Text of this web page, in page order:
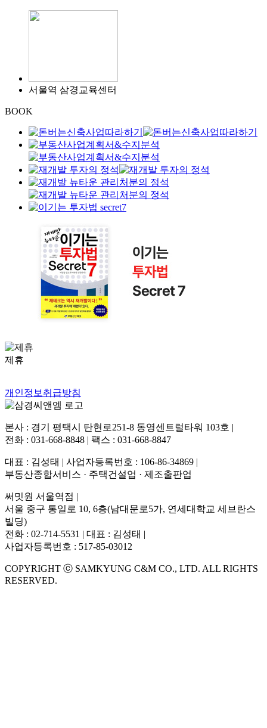
서울역 삼경교육센터
BOOK
제휴
개인정보취급방침
본사 : 경기 평택시 탄현로251-8 동영센트럴타워 103호 |
전화 : 031-668-8848 | 팩스 : 031-668-8847
대표 : 김성태 | 사업자등록번호 : 106-86-34869 |
부동산종합서비스 · 주택건설업 · 제조출판업
써밋원 서울역점 |
서울 중구 통일로 10, 6층(남대문로5가, 연세대학교 세브란스
빌딩)
전화 : 02-714-5531 | 대표 : 김성태 |
사업자등록번호 : 517-85-03012
COPYRIGHT ⓒ SAMKYUNG C&M CO., LTD. ALL RIGHTS
RESERVED.